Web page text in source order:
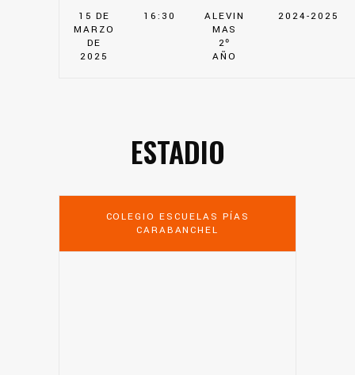
15 DE
MARZO
DE
2025
16:30
ALEVIN
MAS
2º
AÑO
2024-2025
ESTADIO
COLEGIO ESCUELAS PÍAS
CARABANCHEL